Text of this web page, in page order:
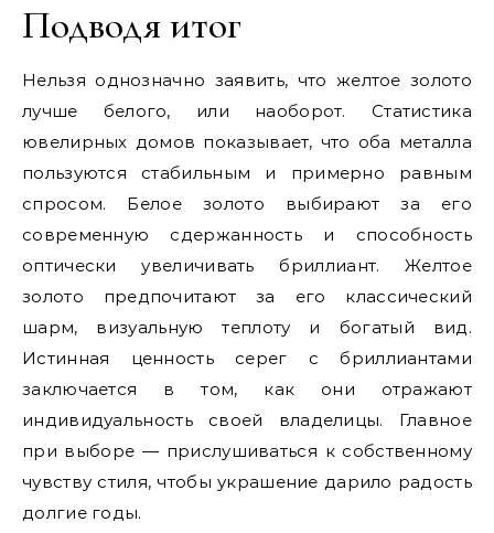
Подводя итог
Нельзя однозначно заявить, что желтое золото
лучше белого, или наоборот. Статистика
ювелирных домов показывает, что оба металла
пользуются стабильным и примерно равным
спросом. Белое золото выбирают за его
современную сдержанность и способность
оптически увеличивать бриллиант. Желтое
золото предпочитают за его классический
шарм, визуальную теплоту и богатый вид.
Истинная ценность серег с бриллиантами
заключается в том, как они отражают
индивидуальность своей владелицы. Главное
при выборе — прислушиваться к собственному
чувству стиля, чтобы украшение дарило радость
долгие годы.